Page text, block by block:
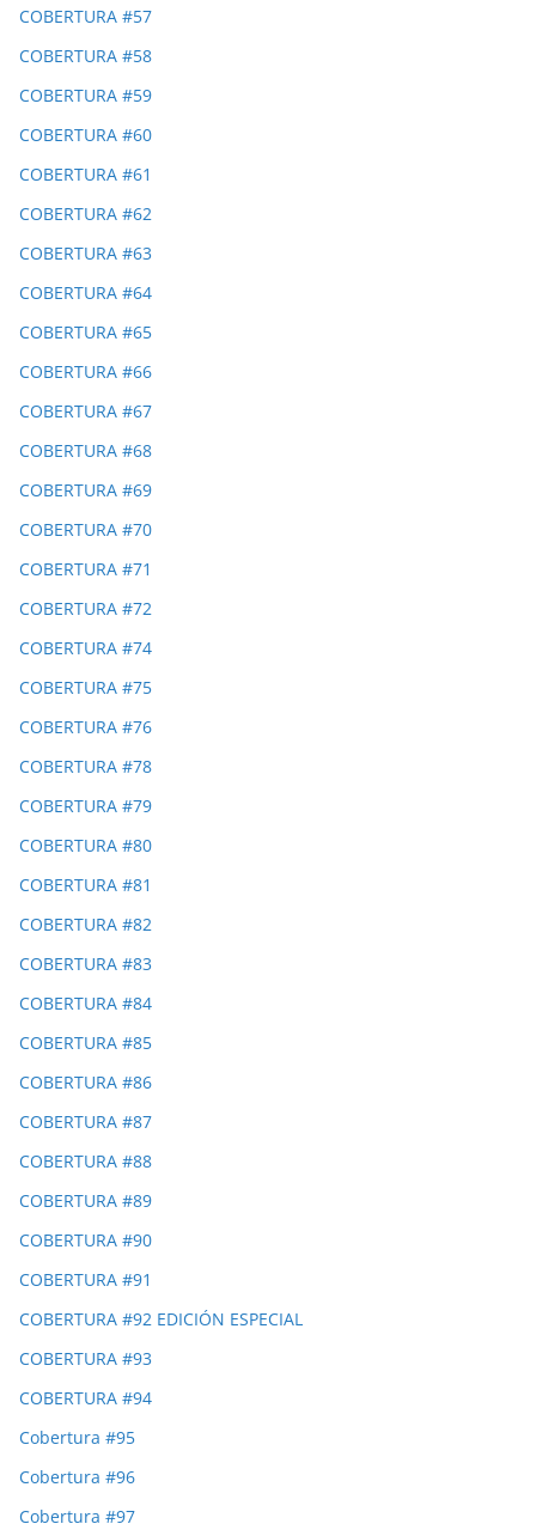
COBERTURA #57
COBERTURA #58
COBERTURA #59
COBERTURA #60
COBERTURA #61
COBERTURA #62
COBERTURA #63
COBERTURA #64
COBERTURA #65
COBERTURA #66
COBERTURA #67
COBERTURA #68
COBERTURA #69
COBERTURA #70
COBERTURA #71
COBERTURA #72
COBERTURA #74
COBERTURA #75
COBERTURA #76
COBERTURA #78
COBERTURA #79
COBERTURA #80
COBERTURA #81
COBERTURA #82
COBERTURA #83
COBERTURA #84
COBERTURA #85
COBERTURA #86
COBERTURA #87
COBERTURA #88
COBERTURA #89
COBERTURA #90
COBERTURA #91
COBERTURA #92 EDICIÓN ESPECIAL
COBERTURA #93
COBERTURA #94
Cobertura #95
Cobertura #96
Cobertura #97